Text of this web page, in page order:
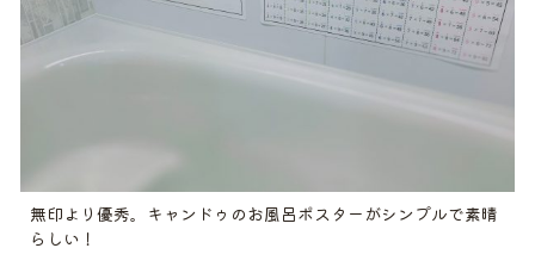
無印より優秀。キャンドゥのお風呂ポスターがシンプルで素晴
らしい！